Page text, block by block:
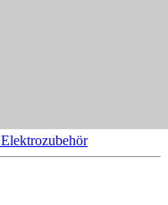
Elektrozubehör